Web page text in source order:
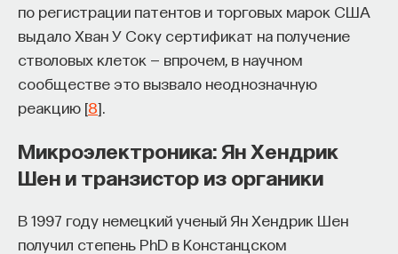
по регистрации патентов и торговых марок США
выдало Хван У Соку сертификат на получение
стволовых клеток — впрочем, в научном
сообществе это вызвало неоднозначную
реакцию [8].
Микроэлектроника: Ян Хендрик
Шен и транзистор из органики
В 1997 году немецкий ученый Ян Хендрик Шен
получил степень PhD в Констанцском